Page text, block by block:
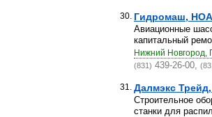
30. Гидромаш,
Авиационные
капитальный
Нижний Новгород,
(831) 439-26-00,
31. Далмэкс
Строительное
станки для